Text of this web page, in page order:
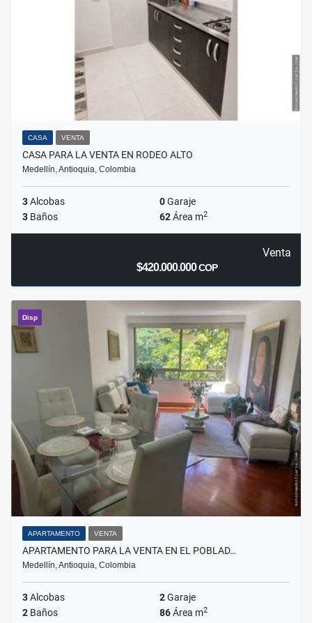
CASA VENTA
CASA PARA LA VENTA EN RODEO ALTO
Medellín, Antioquia, Colombia
3Alcobas 0Garaje
3 Baños 62Área m2
Venta
$420.000.000COP
Disp
APARTAMENTO VENTA
APARTAMENTO PARA LA VENTA EN EL POBLAD…
Medellín, Antioquia, Colombia
3Alcobas 2Garaje
2 Baños 86Área m2